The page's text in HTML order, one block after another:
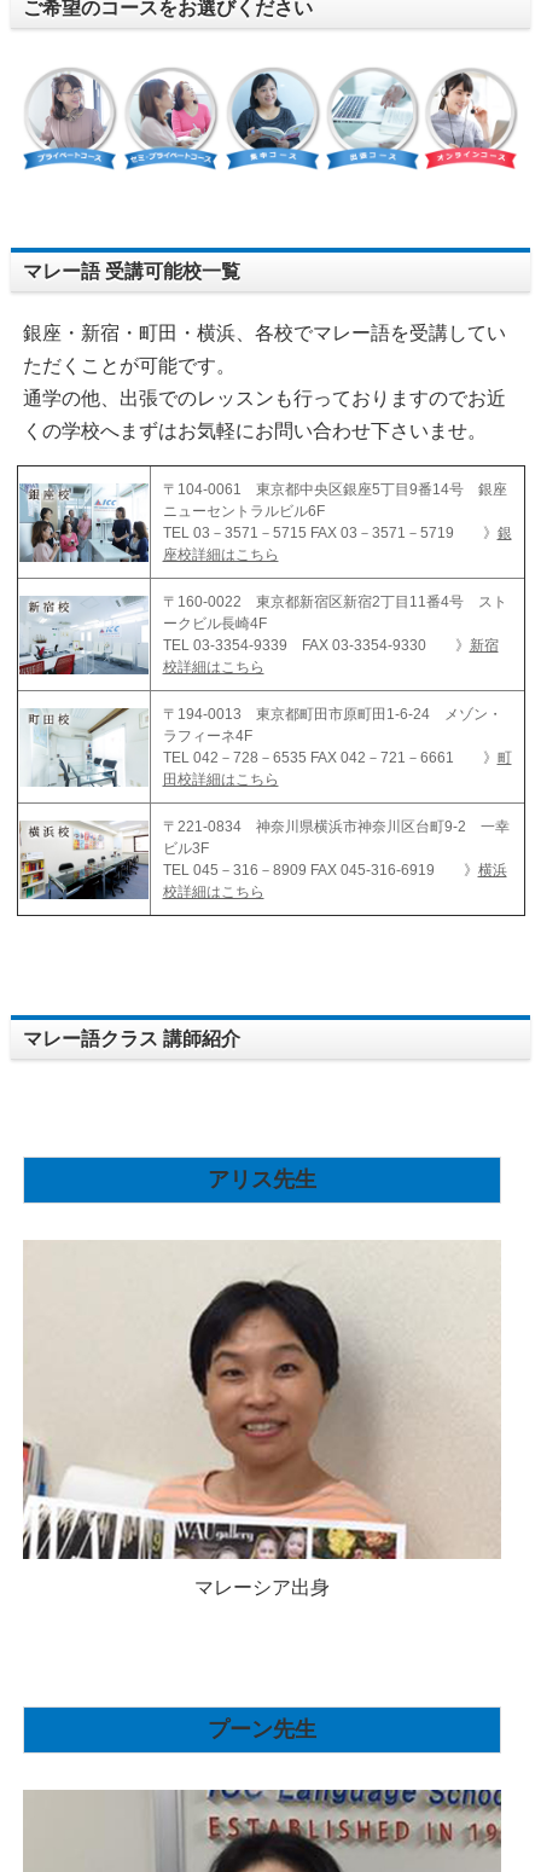
ご希望のコースをお選びください
マレー語 受講可能校一覧
銀座・新宿・町田・横浜、各校でマレー語を受講してい
ただくことが可能です。
通学の他、出張でのレッスンも行っておりますのでお近
くの学校へまずはお気軽にお問い合わせ下さいませ。
〒104-0061 東京都中央区銀座5丁目9番14号 銀座
ニューセントラルビル6F
TEL 03－3571－5715 FAX 03－3571－5719 》 銀
座校詳細はこちら
〒160-0022 東京都新宿区新宿2丁目11番4号 スト
ークビル長崎4F
TEL 03-3354-9339 FAX 03-3354-9330 》 新宿
校詳細はこちら
〒194-0013 東京都町田市原町田1-6-24 メゾン・
ラフィーネ4F
TEL 042－728－6535 FAX 042－721－6661 》 町
田校詳細はこちら
〒221-0834 神奈川県横浜市神奈川区台町9-2 一幸
ビル3F
TEL 045－316－8909 FAX 045-316-6919 》 横浜
校詳細はこちら
マレー語クラス 講師紹介
アリス先生
マレーシア出身
プーン先生